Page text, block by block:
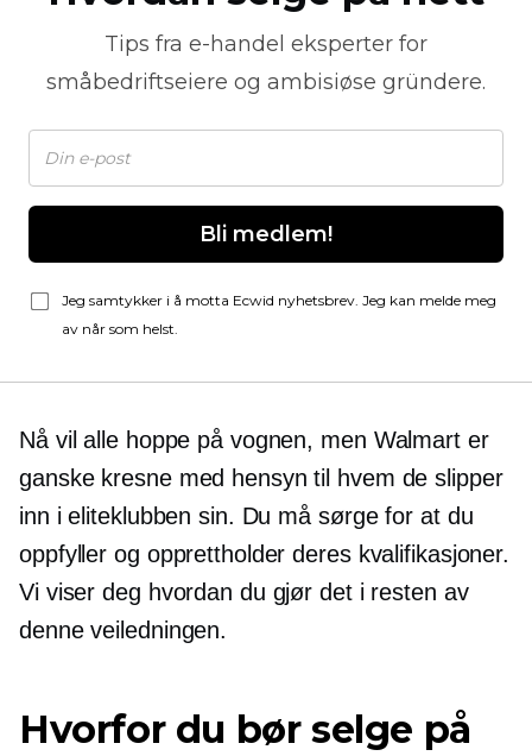
Tips fra e-handel eksperter for
småbedriftseiere og ambisiøse gründere.
Bli medlem!
Jeg samtykker i å motta Ecwid nyhetsbrev. Jeg kan melde meg
av når som helst.
Nå vil alle hoppe på vognen, men Walmart er
ganske kresne med hensyn til hvem de slipper
inn i eliteklubben sin. Du må sørge for at du
oppfyller og opprettholder deres kvalifikasjoner.
Vi viser deg hvordan du gjør det i resten av
denne veiledningen.
Hvorfor du bør selge på